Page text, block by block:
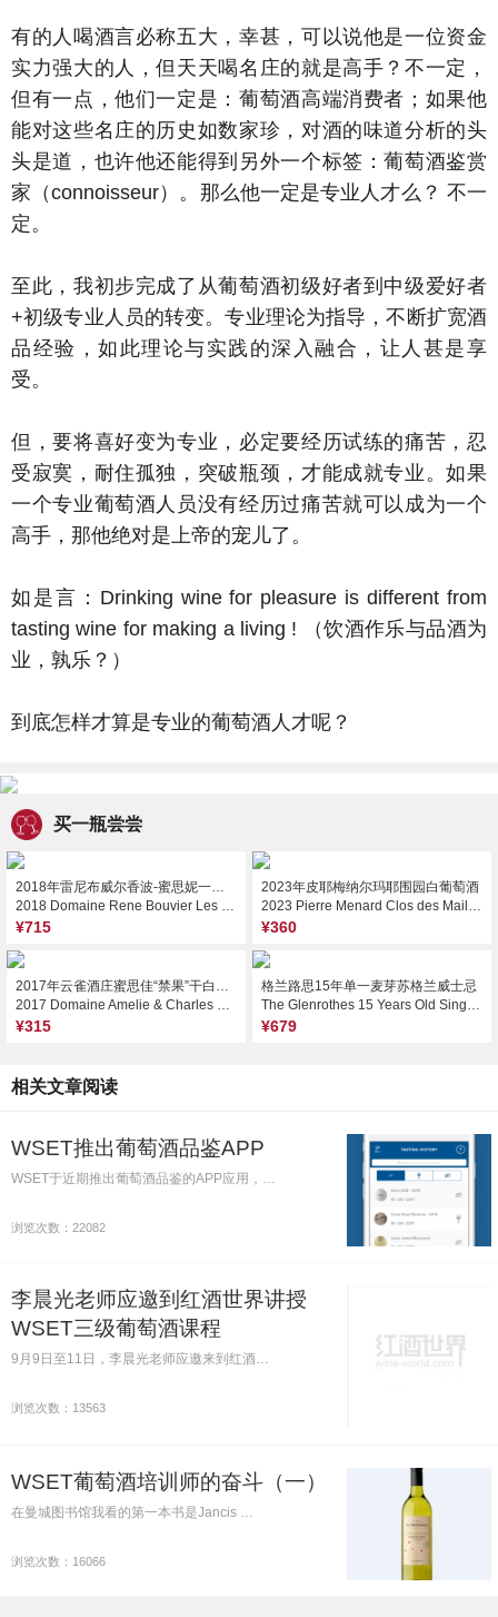
有的人喝酒言必称五大，幸甚，可以说他是一位资金
实力强大的人，但天天喝名庄的就是高手？不一定，
但有一点，他们一定是：葡萄酒高端消费者；如果他
能对这些名庄的历史如数家珍，对酒的味道分析的头
头是道，也许他还能得到另外一个标签：葡萄酒鉴赏
家（connoisseur）。那么他一定是专业人才么？ 不一
定。
至此，我初步完成了从葡萄酒初级好者到中级爱好者
+初级专业人员的转变。专业理论为指导，不断扩宽酒
品经验，如此理论与实践的深入融合，让人甚是享
受。
但，要将喜好变为专业，必定要经历试练的痛苦，忍
受寂寞，耐住孤独，突破瓶颈，才能成就专业。如果
一个专业葡萄酒人员没有经历过痛苦就可以成为一个
高手，那他绝对是上帝的宠儿了。
如是言：Drinking wine for pleasure is different from
tasting wine for making a living ! （饮酒作乐与品酒为
业，孰乐？）
到底怎样才算是专业的葡萄酒人才呢？
买一瓶尝尝
¥715
2023年皮耶梅纳尔玛耶围园白葡萄酒
¥360
2017年云雀酒庄蜜思佳“禁果”干白葡萄酒
2017 Domaine Amelie & Charles Sparr Fruit Defendu Muscat, Alsace, France
¥315
格兰路思15年单一麦芽苏格兰威士忌
The Glenrothes 15 Years Old Single Malt Scotch Whisky, Speyside, UK
¥679
相关文章阅读
WSET推出葡萄酒品鉴APP
WSET于近期推出葡萄酒品鉴的APP应用，…
浏览次数：22082
李晨光老师应邀到红酒世界讲授
WSET三级葡萄酒课程
9月9日至11日，李晨光老师应邀来到红酒…
浏览次数：13563
WSET葡萄酒培训师的奋斗（一）